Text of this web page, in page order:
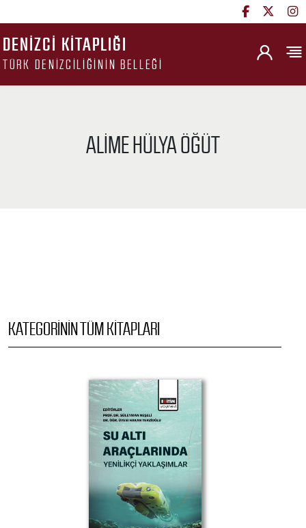
DENIZCI KITAPLIĞI
TÜRK DENIZCILIĞININ BELLEĞI
ALIME HÜLYA ÖĞÜT
KATEGORININ TÜM KITAPLARI